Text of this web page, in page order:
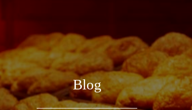
Blog